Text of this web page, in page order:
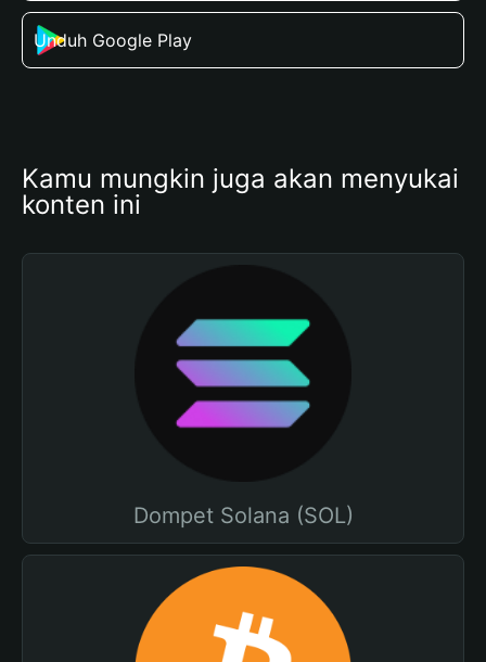
Unduh Google Play
Kamu mungkin juga akan menyukai
konten ini
Dompet Solana (SOL)